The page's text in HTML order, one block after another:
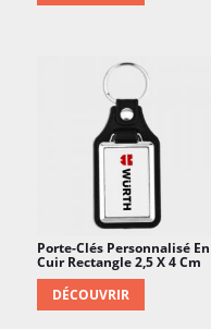
Porte-Clés Personnalisé En
Cuir Rectangle 2,5 X 4 Cm
DÉCOUVRIR